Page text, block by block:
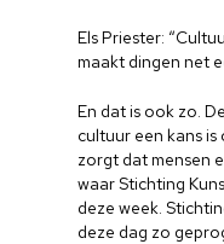
Els Priester:
maakt dingen net
En dat is ook zo.
cultuur een kans
zorgt dat mensen
waar Stichting
deze week.
deze dag zo